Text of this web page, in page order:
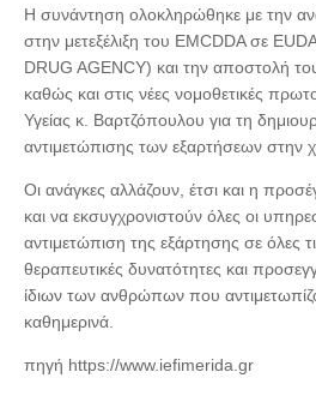
Η συνάντηση ολοκληρώθηκε με την
στην μετεξέλιξη του EMCDDA σε
DRUG AGENCY) και την αποστολή
καθώς και στις νέες νομοθετικές
Υγείας κ. Βαρτζόπουλου για τη
αντιμετώπισης των εξαρτήσεων στην
Οι ανάγκες αλλάζουν, έτσι και η
και να εκσυγχρονιστούν όλες οι
αντιμετώπιση της εξάρτησης σε όλες
θεραπευτικές δυνατότητες και
ίδιων των ανθρώπων που
καθημερινά.
πηγή https://www.iefimerida.gr